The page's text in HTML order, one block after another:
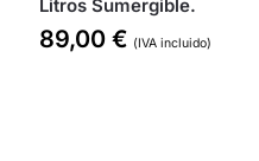
Litros Sumergible.
89,00€ (IVA incluido)